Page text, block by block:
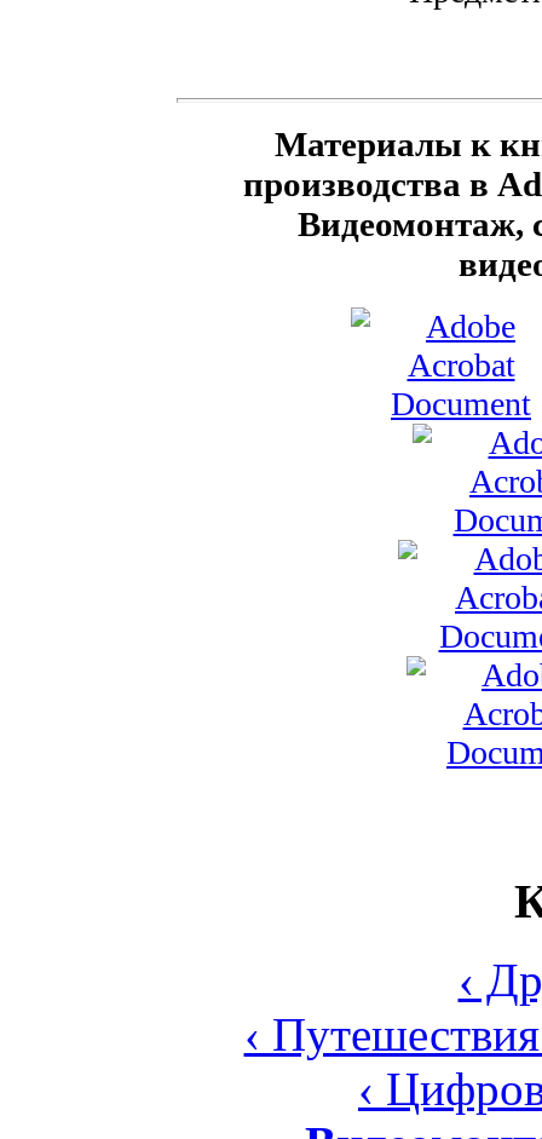
Материалы к
производства в
Видеомонтаж,
‹
‹
‹